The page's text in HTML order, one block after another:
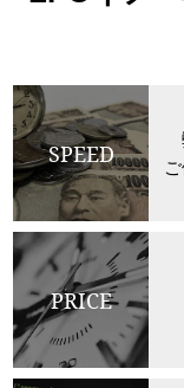
SPEED
PRICE